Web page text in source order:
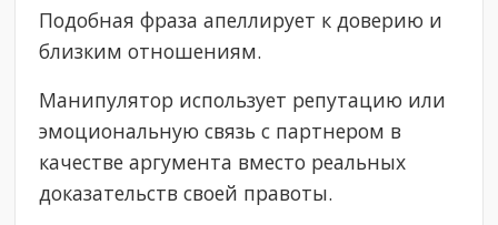
Подобная фраза апеллирует к доверию и
близким отношениям.
Манипулятор использует репутацию или
эмоциональную связь с партнером в
качестве аргумента вместо реальных
доказательств своей правоты.